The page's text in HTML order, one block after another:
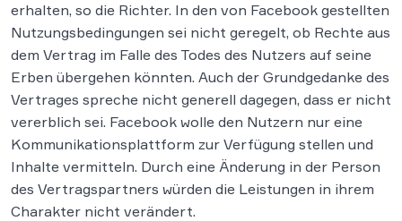
erhalten, so die Richter. In den von Facebook gestellten
Nutzungsbedingungen sei nicht geregelt, ob Rechte aus
dem Vertrag im Falle des Todes des Nutzers auf seine
Erben übergehen könnten. Auch der Grundgedanke des
Vertrages spreche nicht generell dagegen, dass er nicht
vererblich sei. Facebook wolle den Nutzern nur eine
Kommunikationsplattform zur Verfügung stellen und
Inhalte vermitteln. Durch eine Änderung in der Person
des Vertragspartners würden die Leistungen in ihrem
Charakter nicht verändert.